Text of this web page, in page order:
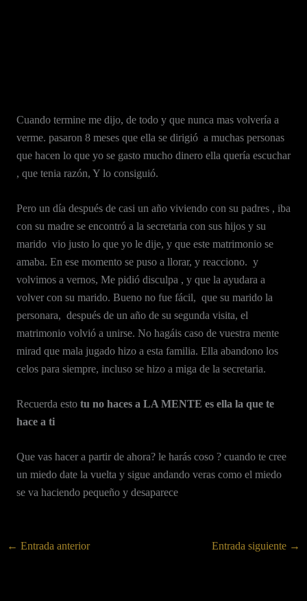
Cuando termine me dijo, de todo y que nunca mas volvería a
verme. pasaron 8 meses que ella se dirigió a muchas personas
que hacen lo que yo se gasto mucho dinero ella quería escuchar
, que tenia razón, Y lo consiguió.
Pero un día después de casi un año viviendo con su padres , iba
con su madre se encontró a la secretaria con sus hijos y su
marido vio justo lo que yo le dije, y que este matrimonio se
amaba. En ese momento se puso a llorar, y reacciono. y
volvimos a vernos, Me pidió disculpa , y que la ayudara a
volver con su marido. Bueno no fue fácil, que su marido la
personara, después de un año de su segunda visita, el
matrimonio volvió a unirse. No hagáis caso de vuestra mente
mirad que mala jugado hizo a esta familia. Ella abandono los
celos para siempre, incluso se hizo a miga de la secretaria.
Recuerda esto tu no haces a LA MENTE es ella la que te
hace a ti
Que vas hacer a partir de ahora? le harás coso ? cuando te cree
un miedo date la vuelta y sigue andando veras como el miedo
se va haciendo pequeño y desaparece
← Entrada anterior Entrada siguiente →